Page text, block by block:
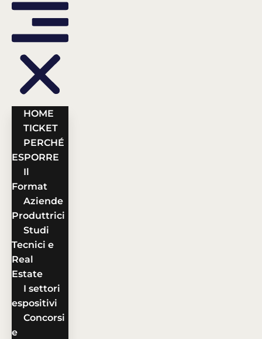
HOME
TICKET
PERCHÉ
ESPORRE
Il
Format
Aziende
Produttrici
Studi
Tecnici e
Real
Estate
I settori
espositivi
Concorsi
e